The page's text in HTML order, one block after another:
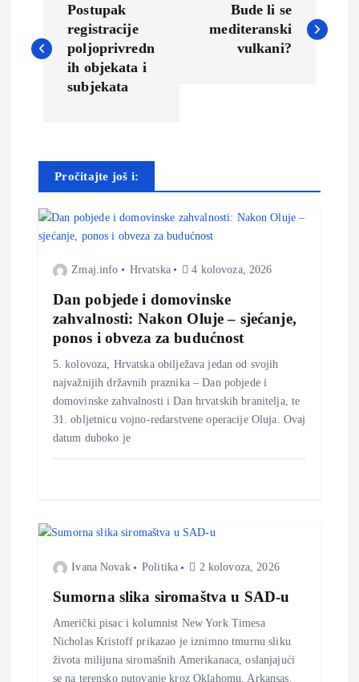
a
g
a
c
v
Postupak
registracije
poljoprivredn
ih objekata i
subjekata
Bude li se
mediteranski
vulkani?
Pročitajte još i:
Zmaj.info Hrvatska 4 kolovoza, 2026
Dan pobjede i domovinske
zahvalnosti: Nakon Oluje – sjećanje,
ponos i obveza za budućnost
5. kolovoza, Hrvatska obilježava jedan od svojih
najvažnijih državnih praznika – Dan pobjede i
domovinske zahvalnosti i Dan hrvatskih branitelja, te
31. obljetnicu vojno‑redarstvene operacije Oluja. Ovaj
datum duboko je
Ivana Novak Politika 2 kolovoza, 2026
Sumorna slika siromaštva u SAD-u
Američki pisac i kolumnist New York Timesa
Nicholas Kristoff prikazao je iznimno tmurnu sliku
života milijuna siromašnih Amerikanaca, oslanjajući
se na terensko putovanje kroz Oklahomu, Arkansas,